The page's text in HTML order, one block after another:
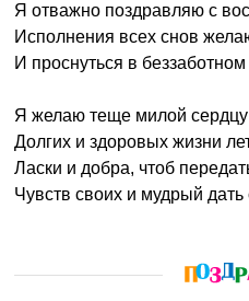
Я отважно поздравляю с
Исполнения всех снов
И проснуться в беззаботном
Я желаю теще милой
Долгих и здоровых жизни
Ласки и добра, чтоб
Чувств своих и мудрый дать